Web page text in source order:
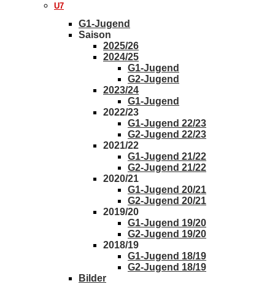
U7
G1-Jugend
Saison
2025/26
2024/25
G1-Jugend
G2-Jugend
2023/24
G1-Jugend
2022/23
G1-Jugend 22/23
G2-Jugend 22/23
2021/22
G1-Jugend 21/22
G2-Jugend 21/22
2020/21
G1-Jugend 20/21
G2-Jugend 20/21
2019/20
G1-Jugend 19/20
G2-Jugend 19/20
2018/19
G1-Jugend 18/19
G2-Jugend 18/19
Bilder